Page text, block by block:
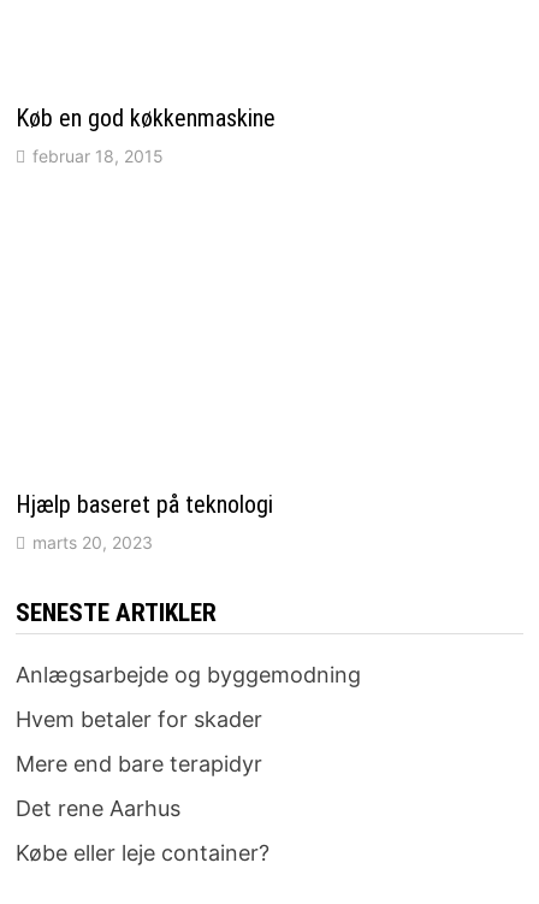
Køb en god køkkenmaskine
februar 18, 2015
Hjælp baseret på teknologi
marts 20, 2023
SENESTE ARTIKLER
Anlægsarbejde og byggemodning
Hvem betaler for skader
Mere end bare terapidyr
Det rene Aarhus
Købe eller leje container?